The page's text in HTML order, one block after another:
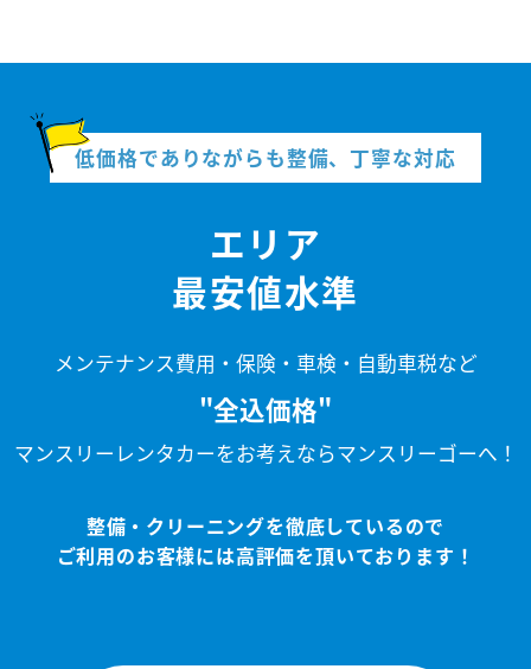
低価格でありながらも整備、丁寧な対応
エリア
最安値水準
メンテナンス費用・保険・車検・自動車税など
"全込価格"
マンスリーレンタカーをお考えならマンスリーゴーへ！
整備・クリーニングを徹底しているので
ご利用のお客様には高評価を頂いております！